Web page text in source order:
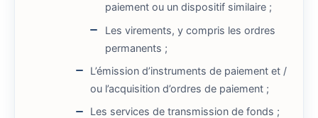
paiement ou un dispositif similaire ;
Les virements, y compris les ordres
permanents ;
L’émission d’instruments de paiement et /
ou l’acquisition d’ordres de paiement ;
Les services de transmission de fonds ;